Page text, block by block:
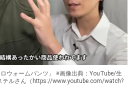
ウォームパンツ」 ※画像出典：YouTube/生
テルさん（https://www.youtube.com/watch?